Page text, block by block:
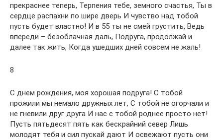
прекраснее теперь, Терпения тебе, земного счастья, Ты в
сердце распахни по шире дверь И чувство над тобой
пусть будет властно! И в 55 ты не смей грустить, Ведь
впереди – безоблачная даль, Подруга, продолжай и
далее так жить, Когда ушедших дней совсем не жаль!
8
С днем рождения, моя хорошая подруга! С тобой
прожили мы немало дружных лет, С тобой не огорчали и
не гневили друг друга И нас с тобой роднее просто нет!
Пусть пятьдесят пять как бескрайний север Лишь
молодят тебя и сил пускай дают И освежают пусть они